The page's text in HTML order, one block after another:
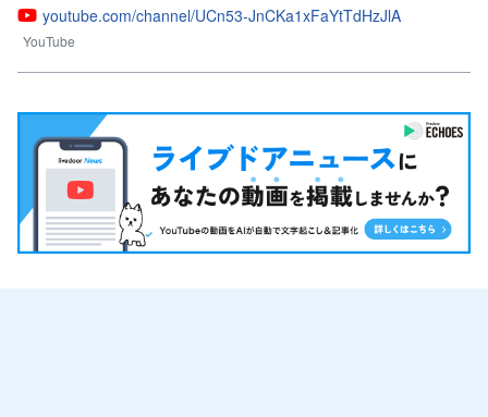
youtube.com/channel/UCn53-JnCKa1xFaYtTdHzJlA
YouTube